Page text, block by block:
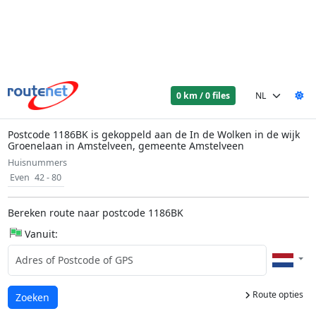
0 km / 0 files
Postcode 1186BK is gekoppeld aan de In de Wolken in de wijk
Groenelaan in Amstelveen, gemeente Amstelveen
Huisnummers
Even 42 - 80
Bereken route naar postcode 1186BK
Vanuit:
Route opties
Laden...
Zoeken